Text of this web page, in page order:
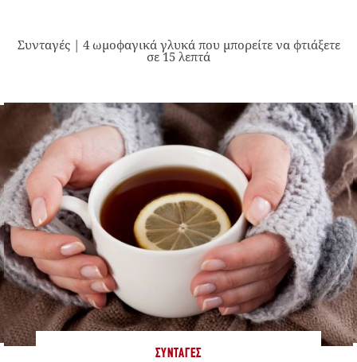
Συνταγές | 4 ωμοφαγικά γλυκά που μπορείτε να φτιάξετε
σε 15 λεπτά
ΣΥΝΤΑΓΈΣ